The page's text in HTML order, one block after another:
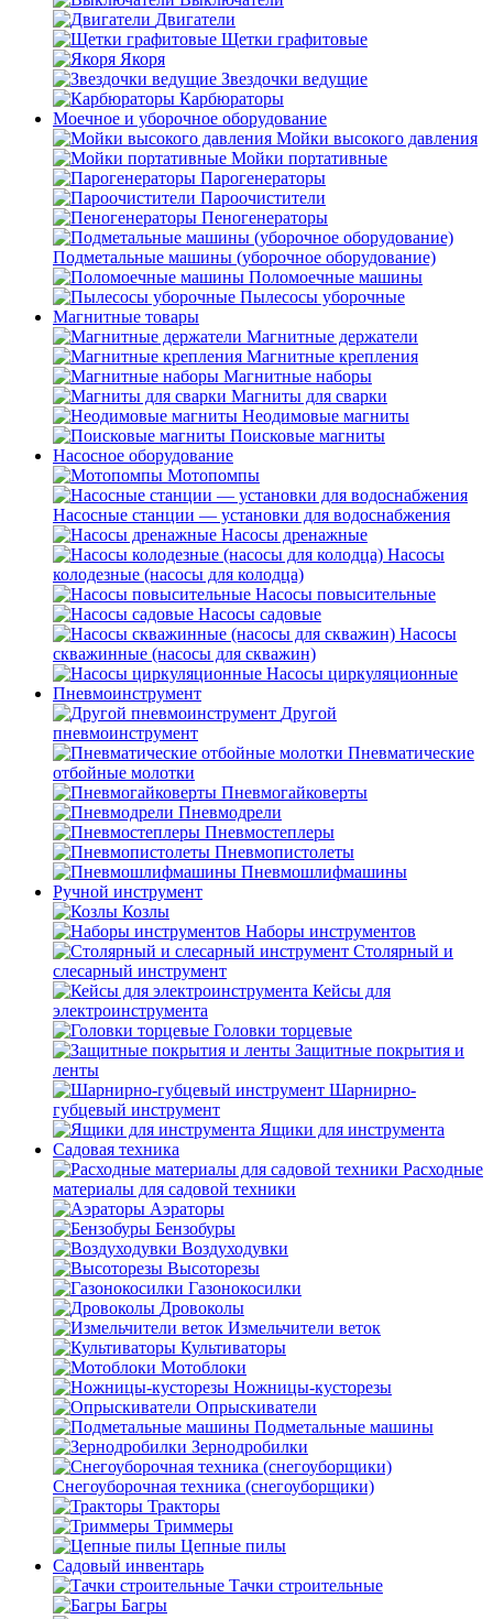
Двигатели
Щетки графитовые
Якоря
Звездочки ведущие
Карбюраторы
Моечное и уборочное оборудование
Мойки высокого давления
Мойки портативные
Парогенераторы
Пароочистители
Пеногенераторы
Подметальные машины (уборочное оборудование)
Поломоечные машины
Пылесосы уборочные
Магнитные товары
Магнитные держатели
Магнитные крепления
Магнитные наборы
Магниты для сварки
Неодимовые магниты
Поисковые магниты
Насосное оборудование
Мотопомпы
Насосные станции — установки для водоснабжения
Насосы дренажные
Насосы
колодезные (насосы для колодца)
Насосы повысительные
Насосы садовые
Насосы
скважинные (насосы для скважин)
Насосы циркуляционные
Пневмоинструмент
Другой
пневмоинструмент
Пневматические
отбойные молотки
Пневмогайковерты
Пневмодрели
Пневмостеплеры
Пневмопистолеты
Пневмошлифмашины
Ручной инструмент
Козлы
Наборы инструментов
Столярный и
слесарный инструмент
Кейсы для
электроинструмента
Головки торцевые
Защитные покрытия и
ленты
Шарнирно-
губцевый инструмент
Ящики для инструмента
Садовая техника
Расходные
материалы для садовой техники
Аэраторы
Бензобуры
Воздуходувки
Высоторезы
Газонокосилки
Дровоколы
Измельчители веток
Культиваторы
Мотоблоки
Ножницы-кусторезы
Опрыскиватели
Подметальные машины
Зернодробилки
Снегоуборочная техника (снегоуборщики)
Тракторы
Триммеры
Цепные пилы
Садовый инвентарь
Тачки строительные
Багры